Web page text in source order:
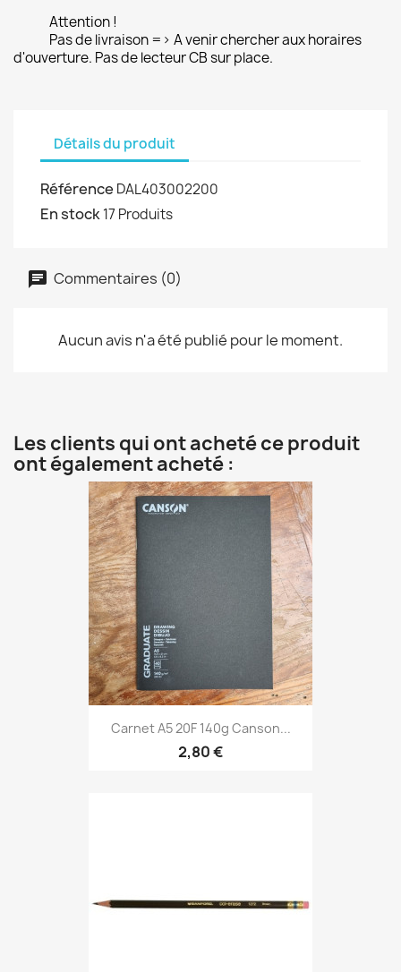
Attention !
Pas de livraison => A venir chercher aux horaires
d'ouverture. Pas de lecteur CB sur place.
Détails du produit
Référence DAL403002200
En stock17 Produits
Commentaires (0)
Aucun avis n'a été publié pour le moment.
Les clients qui ont acheté ce produit
ont également acheté :
Carnet A5 20F 140g Canson...
2,80 €